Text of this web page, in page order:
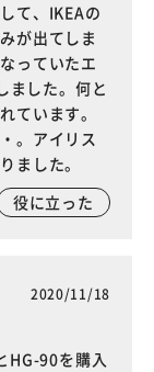
て、IKEAの
が出てしま
っていたエ
ました。何と
ています。
。アイリス
ました。
役に立った
2020/11/18
HG-90を購入